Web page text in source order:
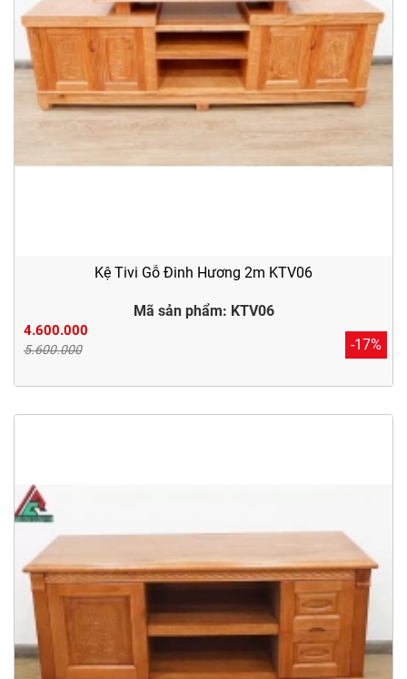
Kệ Tivi Gỗ Đinh Hương 2m KTV06
Mã sản phẩm: KTV06
4.600.000
5.600.000 -17%